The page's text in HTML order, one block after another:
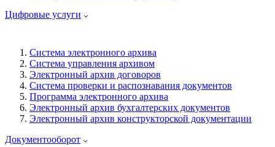
Цифровые услуги
Система электронного архива
Система управления архивом
Электронный архив договоров
Система проверки и распознавания документов
Программа электронного архива
Электронный архив бухгалтерских документов
Электронный архив конструкторской документации
Документооборот